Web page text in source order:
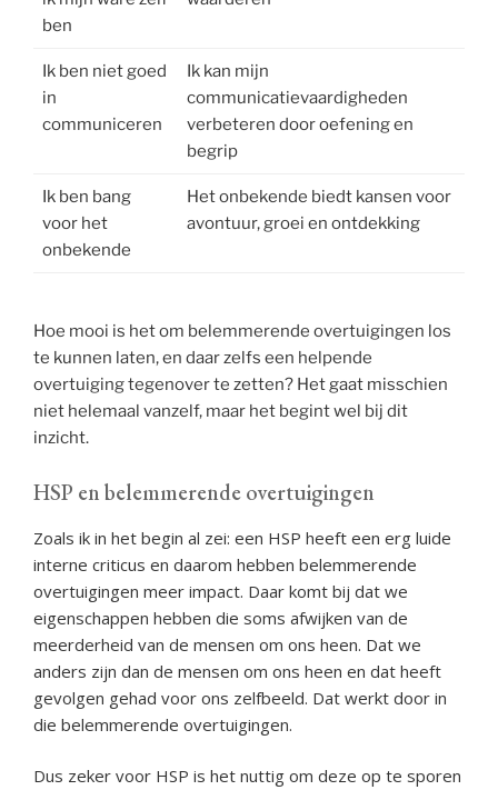
ben
Ik ben niet goed
in
communiceren
Ik kan mijn
communicatievaardigheden
verbeteren door oefening en
begrip
Ik ben bang
voor het
onbekende
Het onbekende biedt kansen voor
avontuur, groei en ontdekking
Hoe mooi is het om belemmerende overtuigingen los
te kunnen laten, en daar zelfs een helpende
overtuiging tegenover te zetten? Het gaat misschien
niet helemaal vanzelf, maar het begint wel bij dit
inzicht.
HSP en belemmerende overtuigingen
Zoals ik in het begin al zei: een HSP heeft een erg luide
interne criticus en daarom hebben belemmerende
overtuigingen meer impact. Daar komt bij dat we
eigenschappen hebben die soms afwijken van de
meerderheid van de mensen om ons heen. Dat we
anders zijn dan de mensen om ons heen en dat heeft
gevolgen gehad voor ons zelfbeeld. Dat werkt door in
die belemmerende overtuigingen.
Dus zeker voor HSP is het nuttig om deze op te sporen